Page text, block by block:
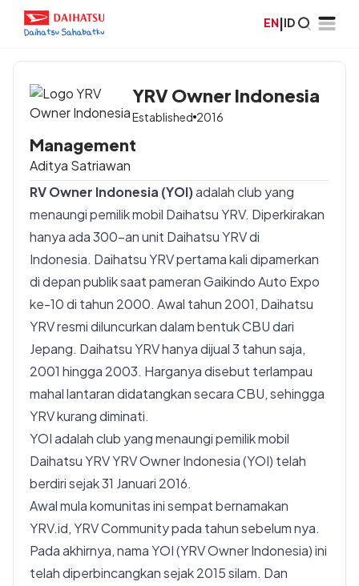
EN|ID
YRV Owner Indonesia
Established 2016
Management
Aditya Satriawan
RV Owner Indonesia (YOI)adalah club yang
menaungi pemilik mobil Daihatsu YRV. Diperkirakan
hanya ada 300-an unit Daihatsu YRV di
Indonesia. Daihatsu YRV pertama kali dipamerkan
di depan publik saat pameran Gaikindo Auto Expo
ke-10 di tahun 2000. Awal tahun 2001, Daihatsu
YRV resmi diluncurkan dalam bentuk CBU dari
Jepang. Daihatsu YRV hanya dijual 3 tahun saja,
2001 hingga 2003. Harganya disebut terlampau
mahal lantaran didatangkan secara CBU, sehingga
YRV kurang diminati.
YOI adalah club yang menaungi pemilik mobil
Daihatsu YRV YRV Owner Indonesia (YOI) telah
berdiri sejak 31 Januari 2016.
Awal mula komunitas ini sempat bernamakan
YRV.id, YRV Community pada tahun sebelum nya.
Pada akhirnya, nama YOI (YRV Owner Indonesia) ini
telah diperbincangkan sejak 2015 silam. Dan